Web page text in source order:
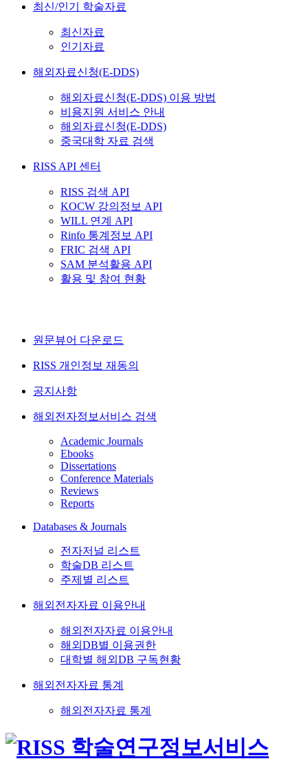
최신/인기 학술자료
최신자료
인기자료
해외자료신청(E-DDS)
해외자료신청(E-DDS) 이용 방법
비용지원 서비스 안내
해외자료신청(E-DDS)
중국대학 자료 검색
RISS API 센터
RISS 검색 API
KOCW 강의정보 API
WILL 연계 API
Rinfo 통계정보 API
FRIC 검색 API
SAM 분석활용 API
활용 및 참여 현황
원문뷰어 다운로드
RISS 개인정보 재동의
공지사항
해외전자정보서비스 검색
Academic Journals
Ebooks
Dissertations
Conference Materials
Reviews
Reports
Databases & Journals
전자저널 리스트
학술DB 리스트
주제별 리스트
해외전자자료 이용안내
해외전자자료 이용안내
해외DB별 이용권한
대학별 해외DB 구독현황
해외전자자료 통계
해외전자자료 통계